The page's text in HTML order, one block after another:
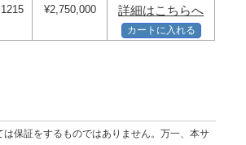
1215 ¥2,750,000 詳細はこちらへ
カートに入れる
保証をするものではありません。万一、本サ